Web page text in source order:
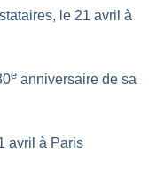
le 21 avril à
e anniversaire de sa
avril à Paris